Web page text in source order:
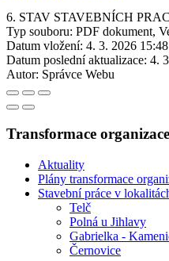
6. STAV STAVEBNÍCH
Typ souboru: PDF dokument,
Datum vložení: 4. 3. 2026 15:48
Datum poslední aktualizace: 4.
Autor: Správce Webu
Transformace organizace
Aktuality
Plány transformace
Stavební práce v
Telč
Polná u Jihlavy
Gabrielka -
Černovice